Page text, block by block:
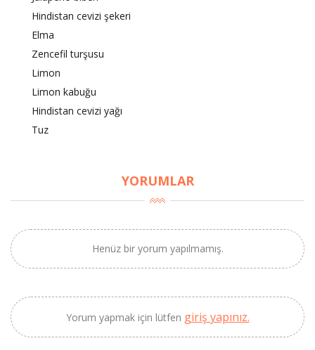
Hindistan cevizi şekeri
Elma
Zencefil turşusu
Limon
Limon kabuğu
Hindistan cevizi yağı
Tuz
YORUMLAR
Henüz bir yorum yapılmamış.
Yorum yapmak için lütfen giriş yapınız.
BU HAFTANIN PLANLI İNDİRİMİ
Naturel Sızma
Zeytinyağı (5lt, Soğuk
Sıkım) - Bilgem
Zeytincilik
SEPETE EKLE